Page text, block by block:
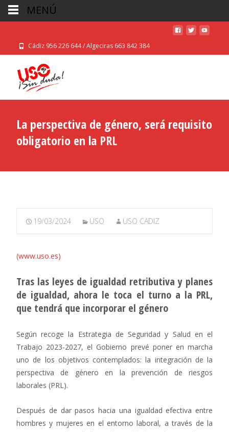
Cádiz 956 226 644 / Algeciras 663 842 384
La perspectiva de género, será requisito
obligatorio en la PRL
19/03/2024 USO USO CADIZ
(www.uso.es)
Tras las leyes de igualdad retributiva y planes
de igualdad, ahora le toca el turno a la PRL,
que tendrá que incorporar el género
Según recoge la Estrategia de Seguridad y Salud en el
Trabajo 2023-2027, el Gobierno prevé poner en marcha
uno de los objetivos contemplados: la integración de la
perspectiva de género en la prevención de riesgos
laborales (PRL).
Después de dar pasos hacia una igualdad efectiva entre
hombres y mujeres en el entorno laboral, a través de la
MENÚ